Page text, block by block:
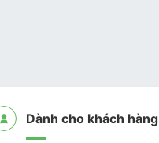
Dành cho khách hàng